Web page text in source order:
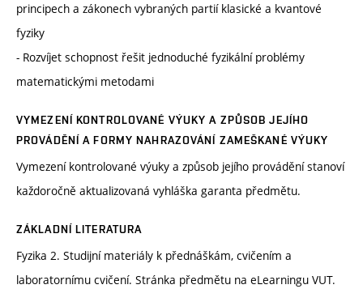
principech a zákonech vybraných partií klasické a kvantové
fyziky
- Rozvíjet schopnost řešit jednoduché fyzikální problémy
matematickými metodami
VYMEZENÍ KONTROLOVANÉ VÝUKY A ZPŮSOB JEJÍHO
PROVÁDĚNÍ A FORMY NAHRAZOVÁNÍ ZAMEŠKANÉ VÝUKY
Vymezení kontrolované výuky a způsob jejího provádění stanoví
každoročně aktualizovaná vyhláška garanta předmětu.
ZÁKLADNÍ LITERATURA
Fyzika 2. Studijní materiály k přednáškám, cvičením a
laboratornímu cvičení. Stránka předmětu na eLearningu VUT.